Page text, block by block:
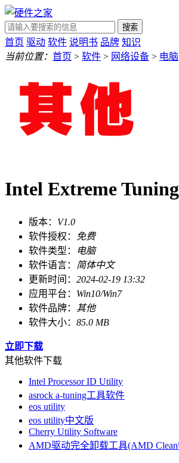
搜索
首页 驱动 软件 说明书 品牌 知识
当前位置： 首页 > 软件 > 网络设备 > 电脑
Intel Extreme
版本： V1.0
软件授权：
免费
软件类型：
电脑
软件语言：
简体中文
更新时间： 2024-02-19 13:32
应用平台： Win10/Win7
软件品牌： 其他
软件大小： 85.0 MB
立即下载
其他软件下载
Intel Processor ID Utility
asrock a-tuning工具软件
eos utility
eos utility中文版
Cherry Utility Software
AMD驱动完全卸载工具(AMD